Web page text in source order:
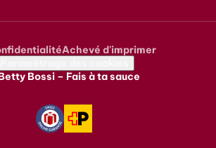
Achevé d'imprimer
Bossi – Fais à ta sauce